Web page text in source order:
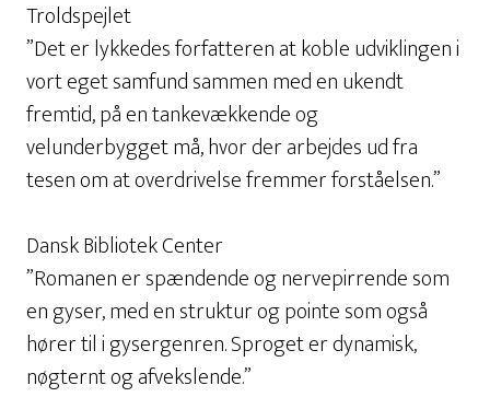
Troldspejlet
”Det er lykkedes forfatteren at koble udviklingen i
vort eget samfund sammen med en ukendt
fremtid, på en tankevækkende og
velunderbygget må, hvor der arbejdes ud fra
tesen om at overdrivelse fremmer forståelsen.”
Dansk Bibliotek Center
”Romanen er spændende og nervepirrende som
en gyser, med en struktur og pointe som også
hører til i gysergenren. Sproget er dynamisk,
nøgternt og afvekslende.”